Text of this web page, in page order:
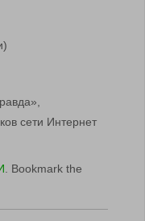
сети Интернет
. Bookmark the